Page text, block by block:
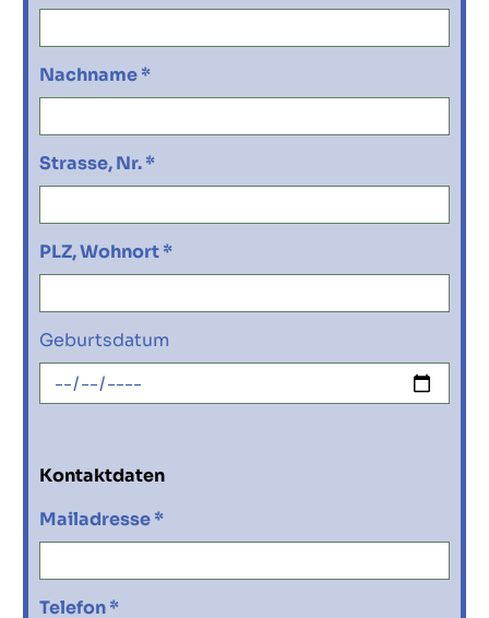
Nachname *
Strasse, Nr. *
PLZ, Wohnort *
Geburtsdatum
Kontaktdaten
Mailadresse *
Telefon *